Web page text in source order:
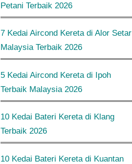
Petani Terbaik 2026
7 Kedai Aircond Kereta di Alor Setar
Malaysia Terbaik 2026
5 Kedai Aircond Kereta di Ipoh
Terbaik Malaysia 2026
10 Kedai Bateri Kereta di Klang
Terbaik 2026
10 Kedai Bateri Kereta di Kuantan